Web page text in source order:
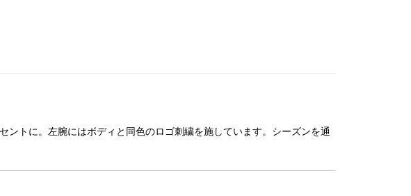
トに。左腕にはボディと同色のロゴ刺繍を施しています。シーズンを通